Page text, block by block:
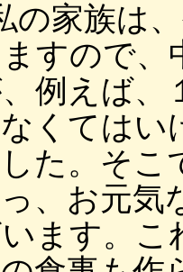
の家族は
すので
例えば、
くてはい
た。そこ
、お元気
ます。こ